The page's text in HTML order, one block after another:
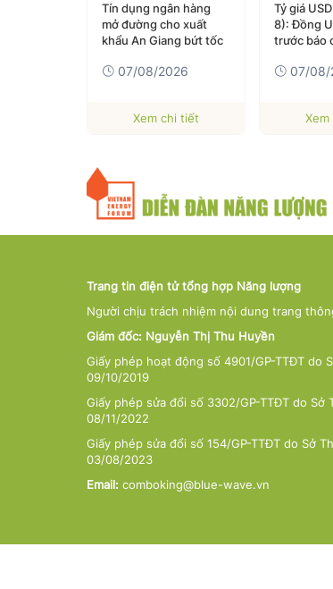
Tín dụng ngân hàng
mở đường cho xuất
khẩu An Giang bứt tốc
07/08/2026
Xem chi tiết
Tỷ giá
8): Đồng
trước báo
07/08/
Trang tin điện tử tổng hợp Năng lượng
Người chịu trách nhiệm nội dung trang
Giám đốc: Nguyễn Thị Thu Huyền
Giấy phép hoạt động số 4901/GP-TTĐT do
09/10/2019
Giấy phép sửa đổi số 3302/GP-TTĐT do
08/11/2022
Giấy phép sửa đổi số 154/GP-TTĐT do Sở
03/08/2023
Email: comboking@blue-wave.vn